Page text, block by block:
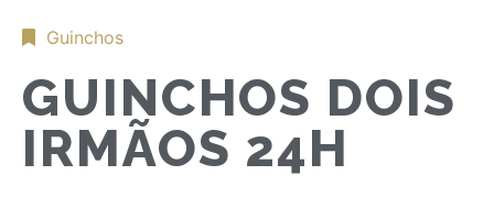
Guinchos
GUINCHOS DOIS
IRMÃOS 24H